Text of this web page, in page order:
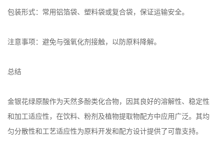
包装形式：常用铝箔袋、塑料袋或复合袋，保证运输安全。
注意事项：避免与强氧化剂接触，以防原料降解。
总结
金银花绿原酸作为天然多酚类化合物，因其良好的溶解性、稳定性
和加工适应性，在饮料、粉剂及植物提取物配方中应用广泛。其均
匀分散性和工艺适应性为原料开发和配方设计提供了可靠支持。